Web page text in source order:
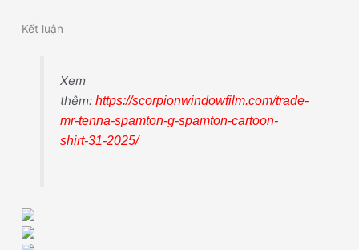
Kết luận
Xem
thêm: https://scorpionwindowfilm.com/trade-
mr-tenna-spamton-g-spamton-cartoon-
shirt-31-2025/